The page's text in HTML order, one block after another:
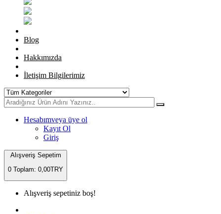
Blog
Hakkımızda
İletişim Bilgilerimiz
Hesabımveya üye ol
Kayıt Ol
Giriş
Alışveriş Sepetim
0 Toplam: 0,00TRY
Alışveriş sepetiniz boş!